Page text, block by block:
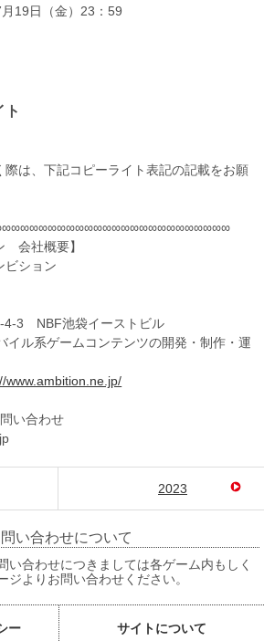
19日（金）23：59
ト
は、下記コピーライト表記の記載をお願
会社概要】
ション
4-3 NBF池袋イーストビル
ル系ゲームコンテンツの開発・制作・運
www.ambition.ne.jp/
い合わせ
2023
い合わせについて
合わせにつきましては各ゲーム内もしく
ジよりお問い合わせください。
ー サイトについて